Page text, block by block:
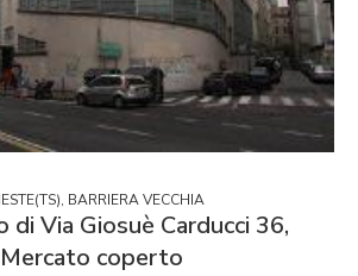
BARRIERA VECCHIA
di Via Giosuè Carducci 36,
Mercato coperto